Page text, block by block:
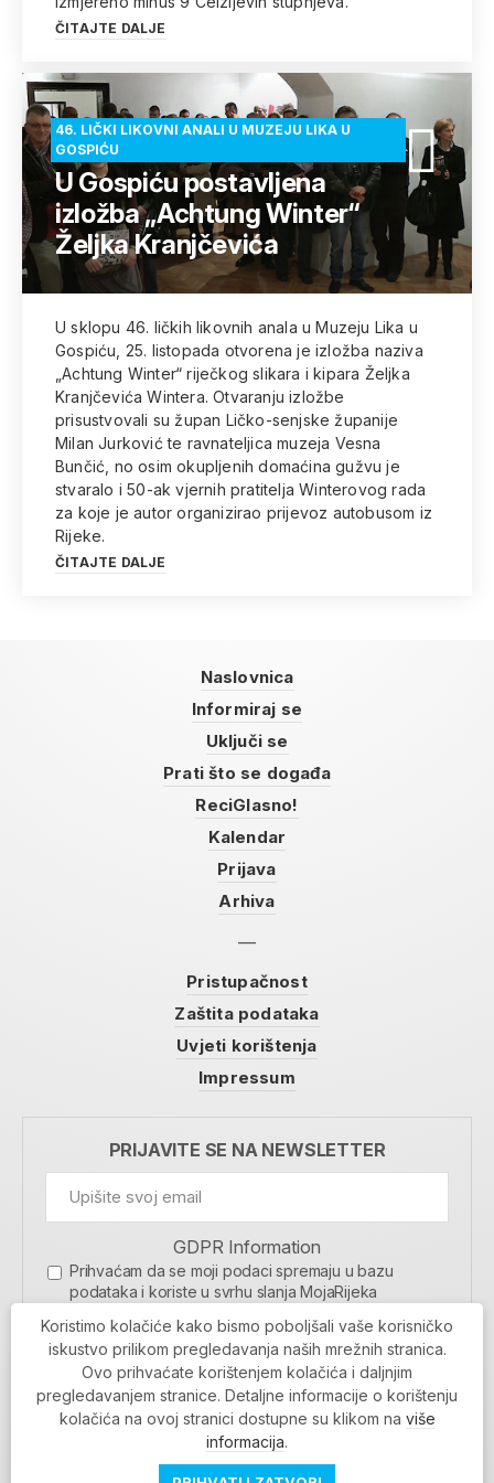
ČITAJTE DALJE
46. LIČKI LIKOVNI ANALI U MUZEJU LIKA U
GOSPIĆU
U Gospiću postavljena
izložba „Achtung Winter“
Željka Kranjčevića
U sklopu 46. ličkih likovnih anala u Muzeju Lika u
Gospiću, 25. listopada otvorena je izložba naziva
„Achtung Winter“ riječkog slikara i kipara Željka
Kranjčevića Wintera. Otvaranju izložbe
prisustvovali su župan Ličko-senjske županije
Milan Jurković te ravnateljica muzeja Vesna
Bunčić, no osim okupljenih domaćina gužvu je
stvaralo i 50-ak vjernih pratitelja Winterovog rada
za koje je autor organizirao prijevoz autobusom iz
Rijeke.
ČITAJTE DALJE
Naslovnica
Informiraj se
Uključi se
Prati što se događa
ReciGlasno!
Kalendar
Prijava
Arhiva
Pristupačnost
Zaštita podataka
Uvjeti korištenja
Impressum
PRIJAVITE SE NA NEWSLETTER
GDPR Information
Prihvaćam da se moji podaci spremaju u bazu
podataka i koriste u svrhu slanja MojaRijeka
MOJARIJEKA NEWSLETTER
PRIJAVI SE
Koristimo kolačiće kako bismo poboljšali vaše korisničko
iskustvo prilikom pregledavanja naših mrežnih stranica.
Ovo prihvaćate korištenjem kolačića i daljnjim
pregledavanjem stranice. Detaljne informacije o korištenju
kolačića na ovoj stranici dostupne su klikom na više
informacija.